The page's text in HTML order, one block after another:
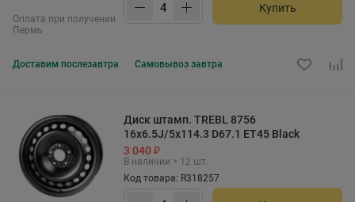
Оплата при получении
Пермь
Купить
Доставим послезавтра Самовывоз завтра
Диск штамп. TREBL 8756
16x6.5J/5x114.3 D67.1 ET45 Black
3 040 ₽
В наличии > 12 шт.
Код товара: R318257